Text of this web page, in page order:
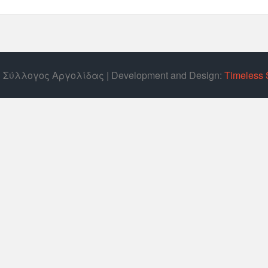
Σύλλογος Αργολίδας | Develοpment and Design: Timeless